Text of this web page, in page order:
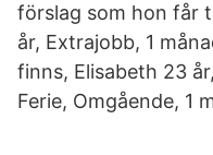
förslag som hon får
år, Extrajobb, 1
finns, Elisabeth 23
Ferie, Omgående, 1